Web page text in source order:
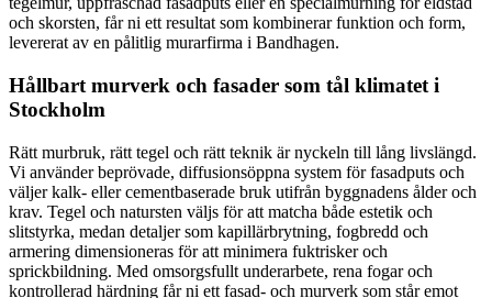
och skorsten, får ni ett resultat som kombinerar funktion och form,
levererat av en pålitlig murarfirma i Bandhagen.
Hållbart murverk och fasader som tål klimatet i
Stockholm
Rätt murbruk, rätt tegel och rätt teknik är nyckeln till lång livslängd.
Vi använder beprövade, diffusionsöppna system för fasadputs och
väljer kalk- eller cementbaserade bruk utifrån byggnadens ålder och
krav. Tegel och natursten väljs för att matcha både estetik och
slitstyrka, medan detaljer som kapillärbrytning, fogbredd och
armering dimensioneras för att minimera fuktrisker och
sprickbildning. Med omsorgsfullt underarbete, rena fogar och
kontrollerad härdning får ni ett fasad- och murverk som står emot